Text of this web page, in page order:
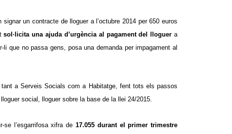
signar un contracte de lloguer a l’octubre 2014 per 650 euros
sol·licita una ajuda d’urgència al pagament del lloguera
que no passa gens, posa una demanda per impagament al
a Serveis Socials com a Habitatge, fent tots els passos
social, lloguer sobre la base de la llei 24/2015.
se l’esgarrifosa xifra de 17.055 durant el primer trimestre